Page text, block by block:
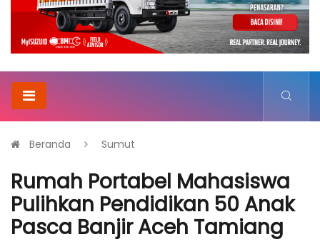
Beranda Sumut
Rumah Portabel Mahasiswa
Pulihkan Pendidikan 50 Anak
Pasca Banjir Aceh Tamiang